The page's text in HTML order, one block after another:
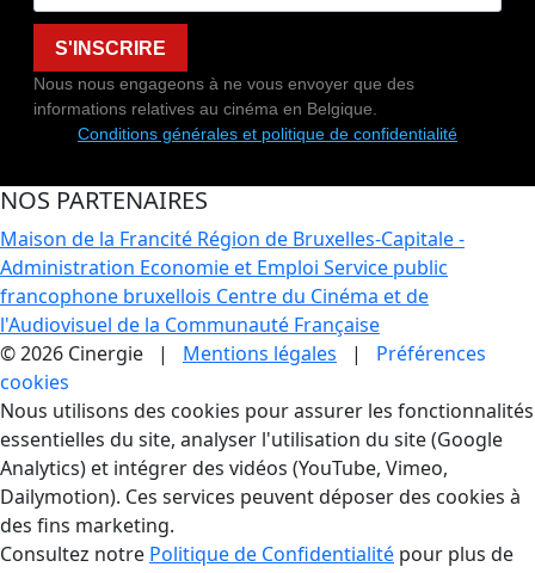
S'INSCRIRE
Nous nous engageons à ne vous envoyer que des
informations relatives au cinéma en Belgique.
Conditions générales et politique de confidentialité
NOS PARTENAIRES
Maison de la Francité Région de Bruxelles-Capitale -
Administration Economie et Emploi Service public
francophone bruxellois Centre du Cinéma et de
l'Audiovisuel de la Communauté Française
© 2026 Cinergie | Mentions légales | Préférences
cookies
Gestion des Cookies
Nous utilisons des cookies pour assurer les fonctionnalités
essentielles du site, analyser l'utilisation du site (Google
Analytics) et intégrer des vidéos (YouTube, Vimeo,
Dailymotion). Ces services peuvent déposer des cookies à
des fins marketing.
Consultez notre Politique de Confidentialité pour plus de